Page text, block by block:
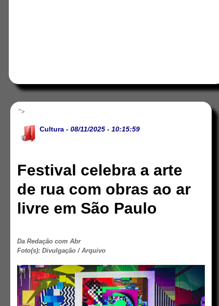
">
Cultura - 08/11/2025 - 10:15:59
Festival celebra a arte
de rua com obras ao ar
livre em São Paulo
Da Redação com Abr
Foto(s): Divulgação / Arquivo